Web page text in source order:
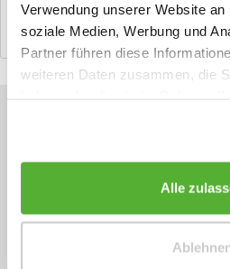
Verwendung unserer Website
soziale Medien, Werbung und
Partner führen diese
weiteren Daten zusammen, die
Alle
Bewertungen
0
Bewertungen lesen, schreiben
Sie haben Fragen
+49 (0)4244 965 34 04